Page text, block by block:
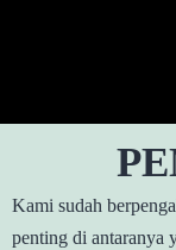
Kami sudah
penting di antaranya